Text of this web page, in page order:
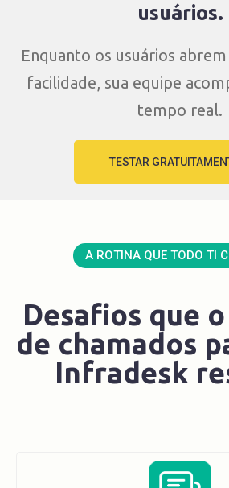
usuários.
Enquanto os usuários
facilidade, sua equipe
tempo real.
TESTAR
A ROTINA QUE TODO TI
Desafios que
de chamados
Infradesk